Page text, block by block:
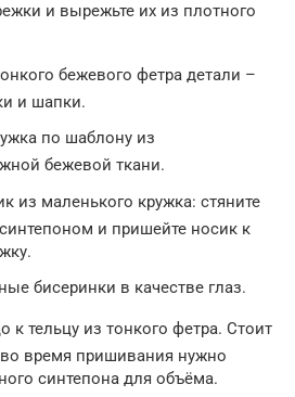
и вырежьте их из плотного
бежевого фетра детали –
и шапки.
по шаблону из
бежевой ткани.
из маленького кружка: стяните
и пришейте носик к
бисеринки в качестве глаз.
к тельцу из тонкого фетра. Стоит
во время пришивания нужно
синтепона для объёма.